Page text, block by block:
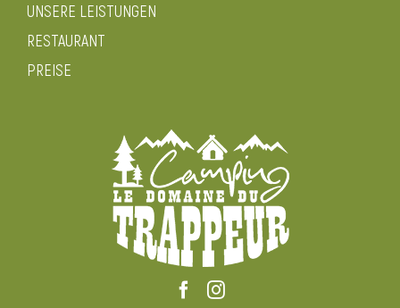
UNSERE LEISTUNGEN
RESTAURANT
PREISE